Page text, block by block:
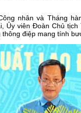
nhân và Tháng
Ủy viên Đoàn Chủ
điệp mang tính